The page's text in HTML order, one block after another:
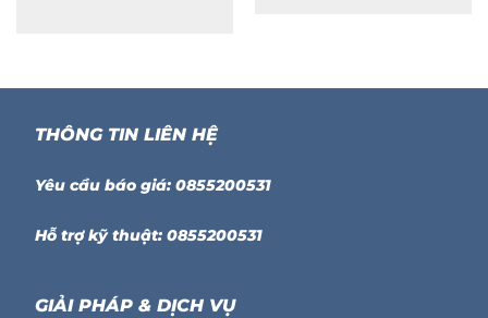
THÔNG TIN LIÊN HỆ
Yêu cầu báo giá: 0855200531
Hỗ trợ kỹ thuật: 0855200531
GIẢI PHÁP & DỊCH VỤ